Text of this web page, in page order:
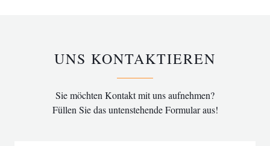
UNS KONTAKTIEREN
Sie möchten Kontakt mit uns aufnehmen?
Füllen Sie das untenstehende Formular aus!